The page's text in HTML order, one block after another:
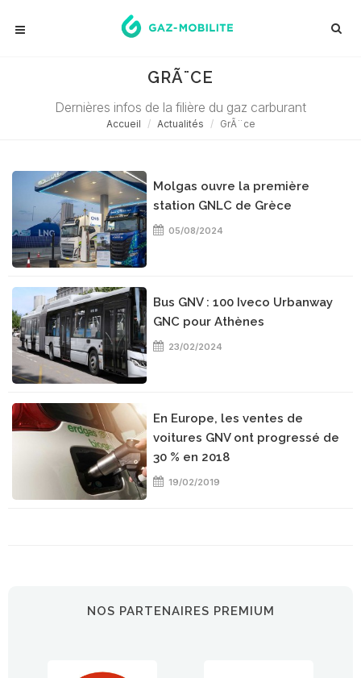
GRÃ¨CE
Dernières infos de la filière du gaz carburant
Accueil Actualités GrÃ¨ce
Molgas ouvre la première
station GNLC de Grèce
05/08/2024
Bus GNV : 100 Iveco Urbanway
GNC pour Athènes
23/02/2024
En Europe, les ventes de
voitures GNV ont progressé de
30 % en 2018
19/02/2019
NOS PARTENAIRES PREMIUM